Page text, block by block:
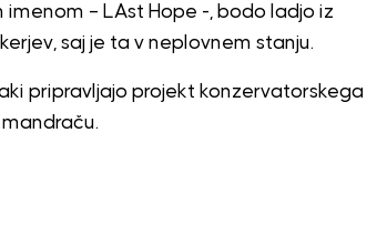
– LAst Hope -, bodo ladjo iz
saj je ta v neplovnem stanju.
pripravljajo projekt konzervatorskega